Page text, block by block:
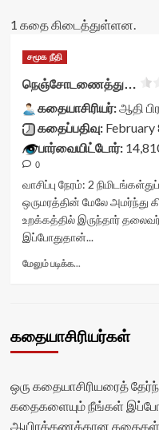
1 கதை கிடைத்துள்ளன.
சமூக நீதி
நெஞ்சோடணைத்து…
கதையாசிரியர்:ஆதி
கதைப்பதிவு:February
பார்வையிட்டோர்:
0
வாசிப்பு நேரம்: 2 நிமிடங்கள்
ஒருமரத்தின் மேலே அமர்ந்து
உறக்கத்தில் இருந்தார்
இப்போதுதான்...
மேலும் படிக்க...
class="yasr-
title-
container">
<div
கதையாசிரியர்கள்
ஒரு கதையாசிரியரைத்
கதைகளையும் நீங்கள்
ஆயிரக்கணக்கான கதைகள்